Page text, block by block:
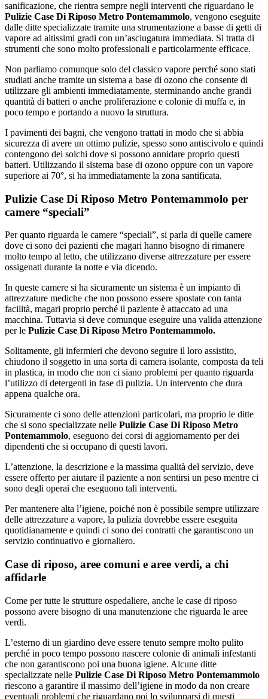
sanificazione, che rientra sempre negli interventi che riguardano le
Pulizie Case Di Riposo Metro Pontemammolo, vengono eseguite
dalle ditte specializzate tramite una strumentazione a basse di getti di
vapore ad altissimi gradi con un’asciugatura immediata. Si tratta di
strumenti che sono molto professionali e particolarmente efficace.
Non parliamo comunque solo del classico vapore perché sono stati
studiati anche tramite un sistema a base di ozono che consente di
utilizzare gli ambienti immediatamente, sterminando anche grandi
quantità di batteri o anche proliferazione e colonie di muffa e, in
poco tempo e portando a nuovo la struttura.
I pavimenti dei bagni, che vengono trattati in modo che si abbia
sicurezza di avere un ottimo pulizie, spesso sono antiscivolo e quindi
contengono dei solchi dove si possono annidare proprio questi
batteri. Utilizzando il sistema base di ozono oppure con un vapore
superiore ai 70°, si ha immediatamente la zona santificata.
Pulizie Case Di Riposo Metro Pontemammolo per
camere “speciali”
Per quanto riguarda le camere “speciali”, si parla di quelle camere
dove ci sono dei pazienti che magari hanno bisogno di rimanere
molto tempo al letto, che utilizzano diverse attrezzature per essere
ossigenati durante la notte e via dicendo.
In queste camere si ha sicuramente un sistema è un impianto di
attrezzature mediche che non possono essere spostate con tanta
facilità, magari proprio perché il paziente è attaccato ad una
macchina. Tuttavia si deve comunque eseguire una valida attenzione
per le Pulizie Case Di Riposo Metro Pontemammolo.
Solitamente, gli infermieri che devono seguire il loro assistito,
chiudono il soggetto in una sorta di camera isolante, composta da teli
in plastica, in modo che non ci siano problemi per quanto riguarda
l’utilizzo di detergenti in fase di pulizia. Un intervento che dura
appena qualche ora.
Sicuramente ci sono delle attenzioni particolari, ma proprio le ditte
che si sono specializzate nelle Pulizie Case Di Riposo Metro
Pontemammolo, eseguono dei corsi di aggiornamento per dei
dipendenti che si occupano di questi lavori.
L’attenzione, la descrizione e la massima qualità del servizio, deve
essere offerto per aiutare il paziente a non sentirsi un peso mentre ci
sono degli operai che eseguono tali interventi.
Per mantenere alta l’igiene, poiché non è possibile sempre utilizzare
delle attrezzature a vapore, la pulizia dovrebbe essere eseguita
quotidianamente e quindi ci sono dei contratti che garantiscono un
servizio continuativo e giornaliero.
Case di riposo, aree comuni e aree verdi, a chi
affidarle
Come per tutte le strutture ospedaliere, anche le case di riposo
possono avere bisogno di una manutenzione che riguarda le aree
verdi.
L’esterno di un giardino deve essere tenuto sempre molto pulito
perché in poco tempo possono nascere colonie di animali infestanti
che non garantiscono poi una buona igiene. Alcune ditte
specializzate nelle Pulizie Case Di Riposo Metro Pontemammolo
riescono a garantire il massimo dell’igiene in modo da non creare
eventuali problemi che riguardano poi lo svilupparsi di questi